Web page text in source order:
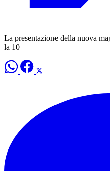
La presentazione della nuova
la 10